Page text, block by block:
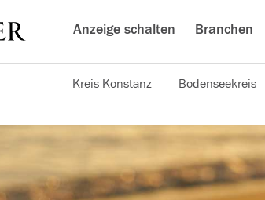
Anzeige schalten Branchen
Kreis Konstanz Bodenseekreis